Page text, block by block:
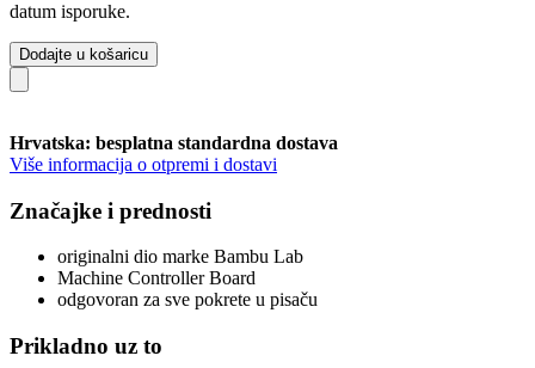
datum isporuke.
Dodajte u košaricu
Hrvatska: besplatna standardna dostava
Više informacija o otpremi i dostavi
Značajke i prednosti
originalni dio marke Bambu Lab
Machine Controller Board
odgovoran za sve pokrete u pisaču
Prikladno uz to